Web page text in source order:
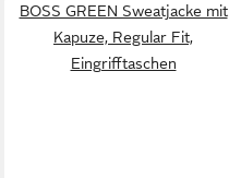
BOSS GREEN Sweatjacke mit
Kapuze, Regular Fit,
Eingrifftaschen